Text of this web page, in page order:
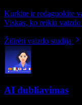
Kurkite ir redaguokite
Viskas, ko reikia
Žiūrėti vaizdo studiją
AI dubliavimas